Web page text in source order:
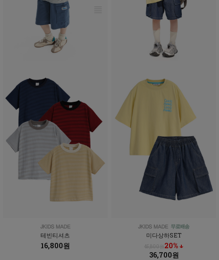
테빈티셔츠
16,800원
미다상하SET
45,800원20% ↓
36,700원